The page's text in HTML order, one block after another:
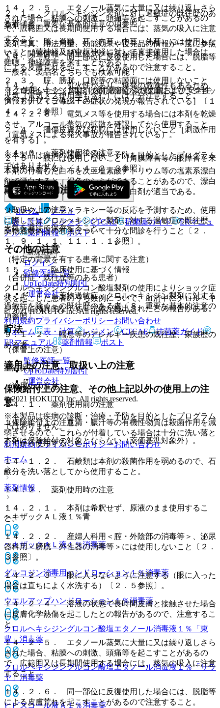
１４．２．５． エタノール蒸気に大量に又は繰り返しさら
された場合、粘膜への刺激、頭痛等を起こすことがあるの
で、広範囲又は長期間使用する場合には、蒸気の吸入に注意
すること。
１４．２．６． 同一部位に反復使用した場合には、脱脂等
による皮膚荒れを起こすことがあるので注意すること。
１４．２．７． 引火性があり、爆発の危険性もあるため、
火気（電気メス使用等も含む）には十分注意すること。
１４．２．８． 電気メス等を使用する場合には本剤を乾燥
させ、アルコール蒸気の拡散を確認してから使用すること
（電気メスによる発火事故が報告されている）。
１４．３． 薬剤使用後の注意
本剤の付着した白布を次亜塩素酸ナトリウム等の塩素系漂白
剤で漂白すると、褐色のシミができることがあるので、漂白
には過炭酸ナトリウム等の酸素系漂白剤が適当である。
（取扱い上の注意）
火気を避けて保存すること。
その他の注意
１５．１． 臨床使用に基づく情報
クロルヘキシジングルコン酸塩製剤の使用によりショック症
状を起こした患者のうち数例について、血清中にクロルヘキ
シジンに特異的なＩｇＥ抗体が検出されたとの報告がある。
貯法
（保管上の注意）
室温保存。
保険給付上の注意、その他上記以外の使用上の注
意
（保険給付上の注意）
本剤は保険給付の対象とならない（薬価基準対象外）。
ホーム
薬剤情報
ヘキザックＡＬ液１％青
ヘキザックＡＬ液１％消毒薬
グルコジン消毒用ハンドローション１％消毒薬
ウエルアップハンドローション１％消毒薬
クロルヘキシジングルコン酸塩エタノール消毒液１％「東
豊」 消毒薬
クロルヘキシジングルコン酸塩エタノール消毒液１％「サラ
ヤ」消毒薬
ヒビスコール液Ａ１％消毒薬
２．１． クロルヘキシジン製剤に対し過敏症の既往歴のあ
る者〔８．重要な基本的注意の項参照〕。
２．２． 脳、脊髄、耳（内耳、中耳、外耳）には使用しな
いこと［聴神経及び中枢神経に対して直接使用した場合は、
難聴、神経障害を来すことがある］。
２．３． 腟、膀胱、口腔等の粘膜面には使用しないこと
［クロルヘキシジン製剤の前記部位への使用により、ショッ
ク、アナフィラキシーの症状の発現が報告されている］〔１
４．２．２参照〕。
２．４． 損傷皮膚及び粘膜には使用しないこと［刺激作用
を有する］。
２．５． 眼には使用しないこと［角膜障害等の眼障害を来
すおそれがある］〔１４．２．３参照〕。
重要な基本的注意
ショック、アナフィラキシー等の反応を予測するため、使用
に際してはクロルヘキシジン製剤に対する過敏症の既往歴、
薬物過敏体質の有無について十分な問診を行うこと〔２．
１、９．１．１、１１．１．１参照〕。
（特定の背景を有する患者に関する注意）
（合併症・既往歴等のある患者）
９．１．１． 薬物過敏症＜クロルヘキシジン製剤に対する
過敏症を除く＞の既往歴のある者〔８．重要な基本的注意の
項参照〕。
９．１．２． 喘息等のアレルギー疾患の既往歴、家族歴の
ある者。
適用上の注意、取扱い上の注意
（適用上の注意）
１４．１． 薬剤使用前の注意
１４．１．１． 血清・膿汁等の有機性物質は殺菌作用を減
弱させるので、これらが付着している場合は十分に洗い落と
してから使用すること。
１４．１．２． 石鹸類は本剤の殺菌作用を弱めるので、石
鹸分を洗い落としてから使用すること。
１４．２． 薬剤使用時の注意
１４．２．１． 本剤は希釈せず、原液のまま使用するこ
と。
１４．２．２． 産婦人科用＜腟・外陰部の消毒等＞、泌尿
器科用＜膀胱・外性器の消毒等＞には使用しないこと〔２．
３参照〕。
１４．２．３． 眼に入らないように注意する（眼に入った
場合は直ちによく水洗する）〔２．５参照〕。
１４．２．４． 溶液の状態で長時間皮膚と接触させた場合
に皮膚化学熱傷を起こしたとの報告があるので、注意するこ
と。
１４．２．５． エタノール蒸気に大量に又は繰り返しさら
された場合、粘膜への刺激、頭痛等を起こすことがあるの
で、広範囲又は長期間使用する場合には、蒸気の吸入に注意
すること。
１４．２．６． 同一部位に反復使用した場合には、脱脂等
による皮膚荒れを起こすことがあるので注意すること。
薬剤情報
薬剤写真、用法用量、効能効果や後発品の情報が一度に参照
でき、関連情報へ簡単にアクセスができます。
一般名、製品名どちらでも検索可能！
※ ご使用いただく際に、必ず最新の添付文書および安全性
情報も併せてご確認下さい。
※本製品は疾病の診断・治療・予防を目的としたプログラム
ではありません。
ホーム
ノート
表・計算
レジメン CTCAE 抗菌薬ガイド
ERマニュ
アル
薬剤情報 ポスト
新規登録
ログイン
監修医師一覧
UpToDate特別割引
運営会社
© 2021 HOKUTO Inc. All rights reserved.
利用規約プライバシーポリシーお問い合わせ
ホーム
表・計算 レジメン CTCAE
抗菌薬ガイド
ERマニュアル
薬剤情報 ポスト
監修医師一覧
UpToDate特別割引
運営会社
© 2021 HOKUTO Inc. All rights reserved.
※本製品は疾病の診断・治療・予防を目的としたプログラム
ではありません。
利用規約プライバシーポリシーお問い合わせ